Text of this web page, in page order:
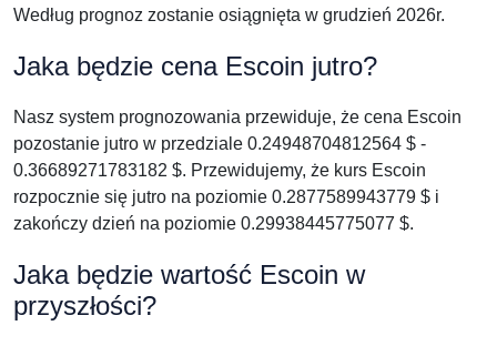
Według prognoz zostanie osiągnięta w grudzień 2026r.
Jaka będzie cena Escoin jutro?
Nasz system prognozowania przewiduje, że cena Escoin
pozostanie jutro w przedziale 0.24948704812564 $ -
0.36689271783182 $. Przewidujemy, że kurs Escoin
rozpocznie się jutro na poziomie 0.2877589943779 $ i
zakończy dzień na poziomie 0.29938445775077 $.
Jaka będzie wartość Escoin w
przyszłości?